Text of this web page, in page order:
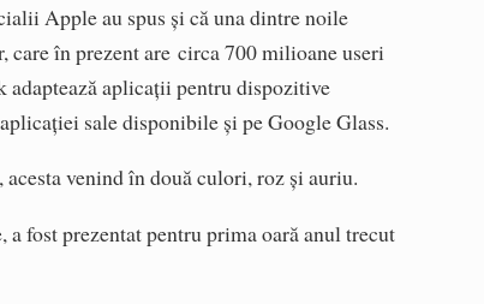
Apple au spus și că una dintre noile
care în prezent are circa 700 milioane useri
adaptează aplicații pentru dispozitive
sale disponibile și pe Google Glass.
venind în două culori, roz și auriu.
fost prezentat pentru prima oară anul trecut